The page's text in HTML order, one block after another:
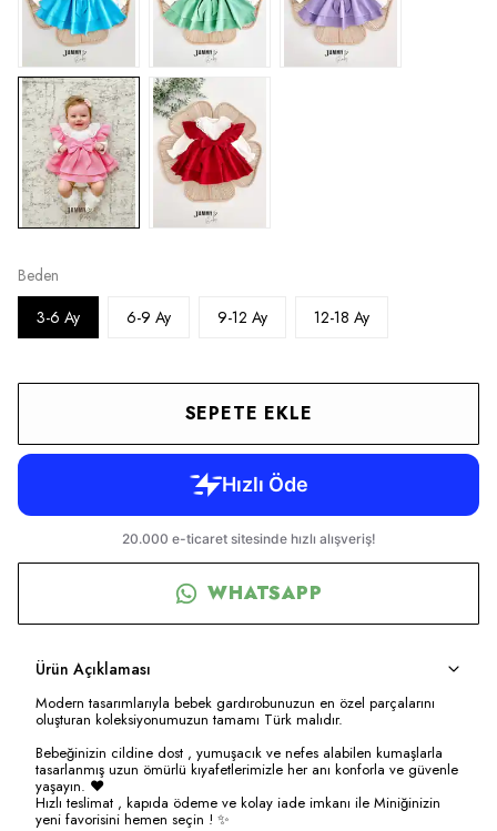
Beden
3-6 Ay
6-9 Ay 9-12 Ay 12-18 Ay
SEPETE EKLE
WHATSAPP
Ürün Açıklaması
Modern tasarımlarıyla bebek gardırobunuzun en özel parçalarını
oluşturan koleksiyonumuzun tamamı Türk malıdır.
Bebeğinizin cildine dost , yumuşacık ve nefes alabilen kumaşlarla
tasarlanmış uzun ömürlü kıyafetlerimizle her anı konforla ve güvenle
yaşayın. ❤️
Hızlı teslimat , kapıda ödeme ve kolay iade imkanı ile Miniğinizin
yeni favorisini hemen seçin ! ✨